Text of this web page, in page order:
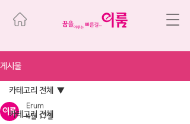
게시물
카테고리 전체
카테고리 전체
Erum
4월 17일